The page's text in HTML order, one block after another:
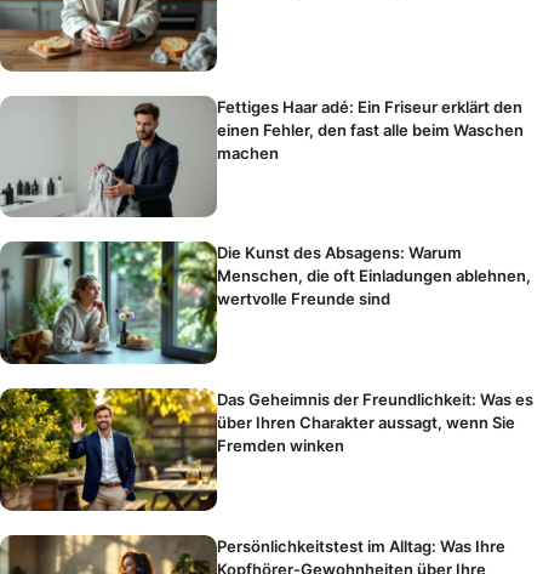
Fettiges Haar adé: Ein Friseur erklärt den
einen Fehler, den fast alle beim Waschen
machen
Die Kunst des Absagens: Warum
Menschen, die oft Einladungen ablehnen,
wertvolle Freunde sind
Das Geheimnis der Freundlichkeit: Was es
über Ihren Charakter aussagt, wenn Sie
Fremden winken
Persönlichkeitstest im Alltag: Was Ihre
Kopfhörer-Gewohnheiten über Ihre